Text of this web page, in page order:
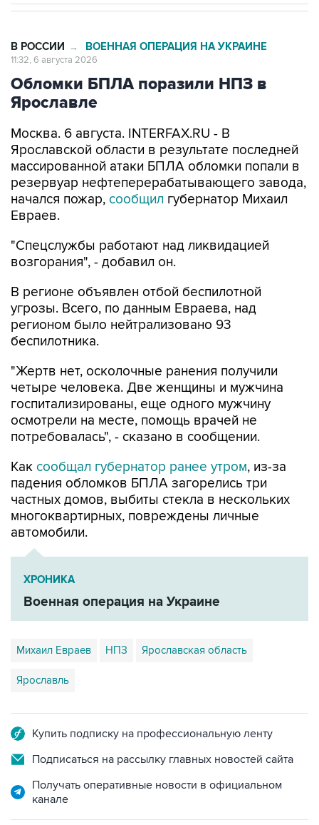
В РОССИИ → ВОЕННАЯ ОПЕРАЦИЯ НА УКРАИНЕ
11:32, 6 августа 2026
Обломки БПЛА поразили НПЗ в
Ярославле
Москва. 6 августа. INTERFAX.RU - В
Ярославской области в результате последней
массированной атаки БПЛА обломки попали в
резервуар нефтеперерабатывающего завода,
начался пожар, сообщил губернатор Михаил
Евраев.
"Спецслужбы работают над ликвидацией
возгорания", - добавил он.
В регионе объявлен отбой беспилотной
угрозы. Всего, по данным Евраева, над
регионом было нейтрализовано 93
беспилотника.
"Жертв нет, осколочные ранения получили
четыре человека. Две женщины и мужчина
госпитализированы, еще одного мужчину
осмотрели на месте, помощь врачей не
потребовалась", - сказано в сообщении.
Как сообщал губернатор ранее утром, из-за
падения обломков БПЛА загорелись три
частных домов, выбиты стекла в нескольких
многоквартирных, повреждены личные
автомобили.
ХРОНИКА
Военная операция на Украине
Михаил Евраев НПЗ Ярославская область
Ярославль
Купить подписку на профессиональную ленту
Подписаться на рассылку главных новостей сайта
Получать оперативные новости в официальном
канале